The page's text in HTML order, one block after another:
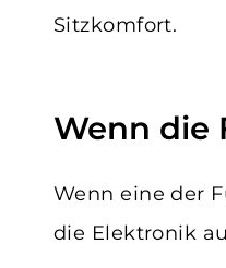
Sitzkomfort.
Wenn die
Wenn eine der
die Elektronik